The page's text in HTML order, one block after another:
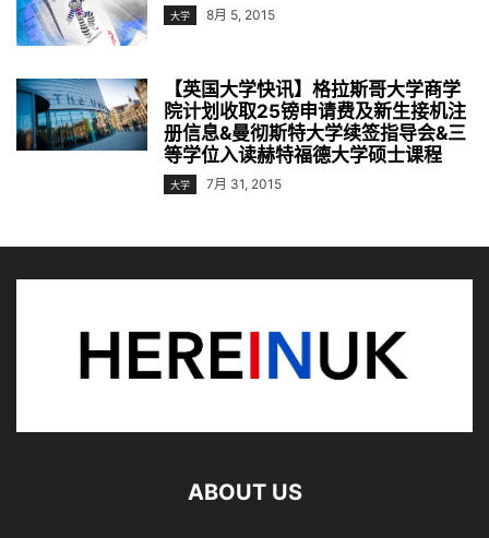
大学 8月 5, 2015
【英国大学快讯】格拉斯哥大学商学
院计划收取25镑申请费及新生接机注
册信息&曼彻斯特大学续签指导会&三
等学位入读赫特福德大学硕士课程
大学 7月 31, 2015
ABOUT US